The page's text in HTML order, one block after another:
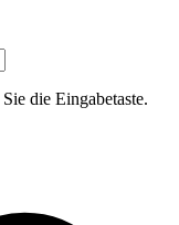
die Eingabetaste.